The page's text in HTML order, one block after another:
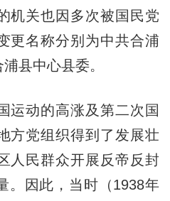
机关也因多次被国民党
更名称分别为中共合浦
县中心县委。
动的高涨及第二次国
方党组织得到了发展壮
人民群众开展反帝反封
。因此，当时（1938年